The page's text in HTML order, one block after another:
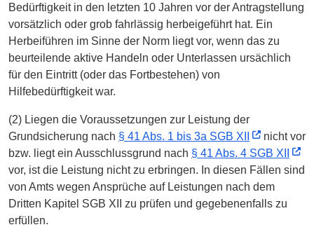
Bedürftigkeit in den letzten 10 Jahren vor der Antragstellung
vorsätzlich oder grob fahrlässig herbeigeführt hat. Ein
Herbeiführen im Sinne der Norm liegt vor, wenn das zu
beurteilende aktive Handeln oder Unterlassen ursächlich
für den Eintritt (oder das Fortbestehen) von
Hilfebedürftigkeit war.
(2) Liegen die Voraussetzungen zur Leistung der
Grundsicherung nach § 41 Abs. 1 bis 3a SGB XII
nicht vor
bzw. liegt ein Ausschlussgrund nach § 41 Abs. 4 SGB XII
vor, ist die Leistung nicht zu erbringen. In diesen Fällen sind
von Amts wegen Ansprüche auf Leistungen nach dem
Dritten Kapitel SGB XII zu prüfen und gegebenenfalls zu
erfüllen.